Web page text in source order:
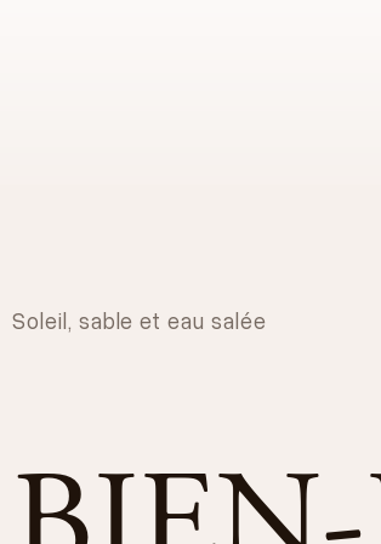
Soleil, sable et eau salée